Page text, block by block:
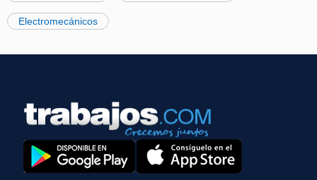
Electromecánicos